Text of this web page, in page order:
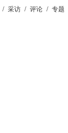
/ 采访 / 评论 / 专题